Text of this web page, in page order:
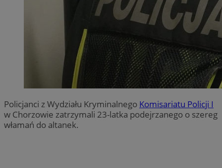
Policjanci z Wydziału Kryminalnego Komisariatu Policji I
w Chorzowie zatrzymali 23-latka podejrzanego o szereg
włamań do altanek.